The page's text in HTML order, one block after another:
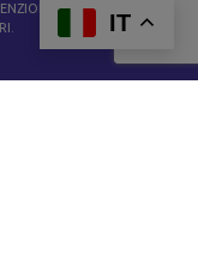
APPARTENGONO
IT